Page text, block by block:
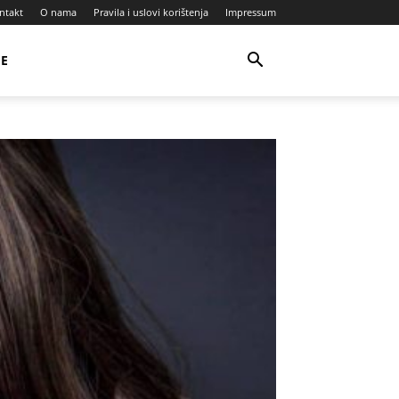
O nama Pravila i uslovi korištenja Impressum